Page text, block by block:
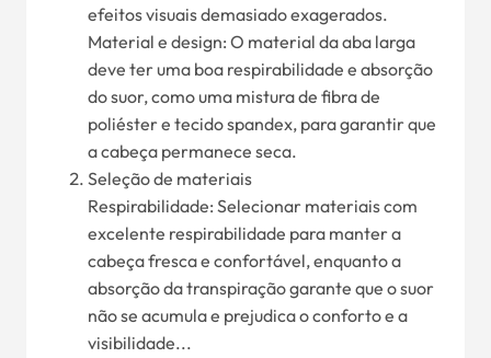
efeitos visuais demasiado exagerados.
Material e design: O material da aba larga
deve ter uma boa respirabilidade e absorção
do suor, como uma mistura de fibra de
poliéster e tecido spandex, para garantir que
a cabeça permanece seca.
Seleção de materiais
Respirabilidade: Selecionar materiais com
excelente respirabilidade para manter a
cabeça fresca e confortável, enquanto a
absorção da transpiração garante que o suor
não se acumula e prejudica o conforto e a
visibilidade...